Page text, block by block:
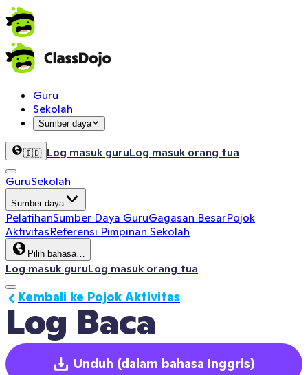
Guru
Sekolah
Sumber daya
🇮🇩 Log masuk guruLog masuk orang tua
GuruSekolah
Sumber daya
PelatihanSumber Daya GuruGagasan BesarPojok
AktivitasReferensi Pimpinan Sekolah
Pilih bahasa…
Log masuk guruLog masuk orang tua
Log Baca
Kembali ke Pojok Aktivitas
Unduh (dalam bahasa Inggris)